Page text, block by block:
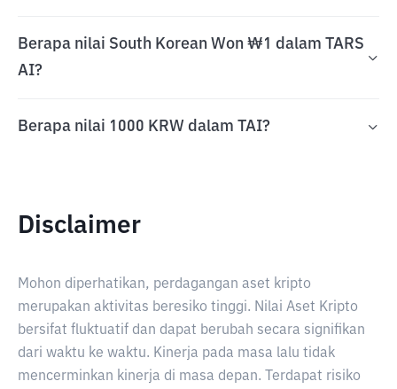
Berapa nilai South Korean Won ₩1 dalam TARS
AI?
Berapa nilai 1000 KRW dalam TAI?
Disclaimer
Mohon diperhatikan, perdagangan aset kripto
merupakan aktivitas beresiko tinggi. Nilai Aset Kripto
bersifat fluktuatif dan dapat berubah secara signifikan
dari waktu ke waktu. Kinerja pada masa lalu tidak
mencerminkan kinerja di masa depan. Terdapat risiko